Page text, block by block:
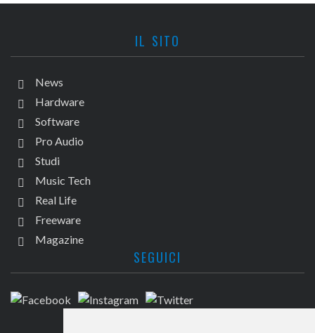
IL SITO
News
Hardware
Software
Pro Audio
Studi
Music Tech
Real Life
Freeware
Magazine
SEGUICI